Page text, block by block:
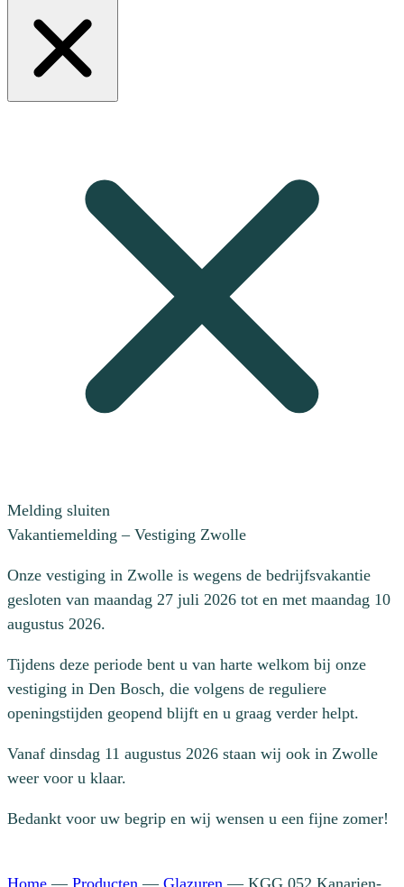
Melding sluiten
Vakantiemelding – Vestiging Zwolle
Onze vestiging in Zwolle is wegens de bedrijfsvakantie
gesloten van maandag 27 juli 2026 tot en met maandag 10
augustus 2026.
Tijdens deze periode bent u van harte welkom bij onze
vestiging in Den Bosch, die volgens de reguliere
openingstijden geopend blijft en u graag verder helpt.
Vanaf dinsdag 11 augustus 2026 staan wij ook in Zwolle
weer voor u klaar.
Bedankt voor uw begrip en wij wensen u een fijne zomer!
Home — Producten — Glazuren — KGG 052 Kanarien-